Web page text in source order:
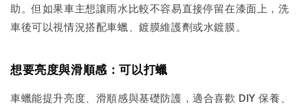
助。但如果車主想讓雨水比較不容易直接停留在漆面上，洗
車後可以視情況搭配車蠟、鍍膜維護劑或水鍍膜。
想要亮度與滑順感：可以打蠟
車蠟能提升亮度、滑順感與基礎防護，適合喜歡 DIY 保養、